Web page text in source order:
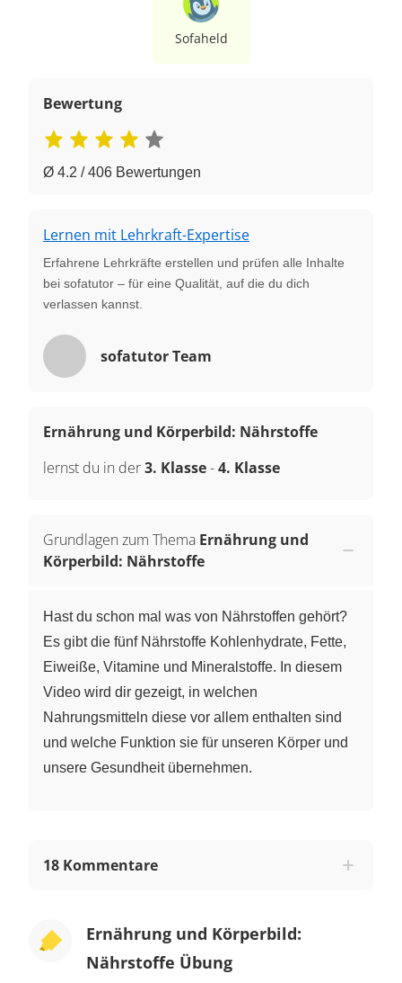
Sofaheld
Bewertung
Ø 4.2 / 406 Bewertungen
Lernen mit Lehrkraft-Expertise
Erfahrene Lehrkräfte erstellen und prüfen alle Inhalte
bei sofatutor – für eine Qualität, auf die du dich
verlassen kannst.
sofatutor Team
Ernährung und Körperbild: Nährstoffe
lernst du in der3. Klasse-4. Klasse
Grundlagen zum Thema Ernährung und
Körperbild: Nährstoffe
Hast du schon mal was von Nährstoffen gehört?
Es gibt die fünf Nährstoffe Kohlenhydrate, Fette,
Eiweiße, Vitamine und Mineralstoffe. In diesem
Video wird dir gezeigt, in welchen
Nahrungsmitteln diese vor allem enthalten sind
und welche Funktion sie für unseren Körper und
unsere Gesundheit übernehmen.
18 Kommentare
Ernährung und Körperbild:
Nährstoffe Übung